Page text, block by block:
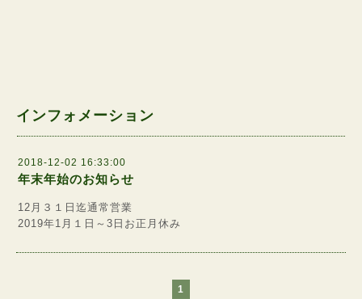
インフォメーション
2018-12-02 16:33:00
年末年始のお知らせ
12月３１日迄通常営業
2019年1月１日～3日お正月休み
1